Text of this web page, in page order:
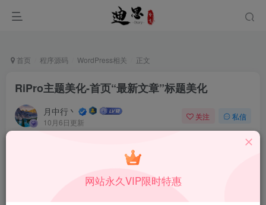
首页 程序源码 WordPress相关 正文
RiPro主题美化-首页“最新文章”标题美化
月中行丶
10月6日更新
关注 私信
本站所有内容来自互联网收集，仅供学习和交流，请勿用于商业
用途。如有侵权、不妥之处，请第一时间联系我们删除！
网站永久VIP限时特惠